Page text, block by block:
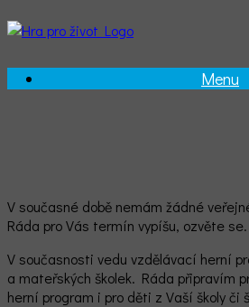
Menu
V současné době nemám žádné
Ráda pro Vás termín vypíšu, ozvěte se.
V současnosti vedu vzdělávací herní
a mateřských školek. Ráda připravím
herní program i pro děti z Vaší školy či